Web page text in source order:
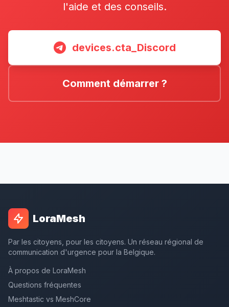
l'aide et des conseils.
devices.cta_Discord
Comment démarrer ?
LoraMesh
Par les citoyens, pour les citoyens. Un réseau régional de
communication d'urgence pour la Belgique.
À propos de LoraMesh
Questions fréquentes
Meshtastic vs MeshCore